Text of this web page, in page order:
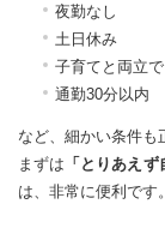
夜勤なし
土日休み
子育てと両立
通勤30分以内
など、細かい条件も
まずは 「とりあえ
は、非常に便利です。